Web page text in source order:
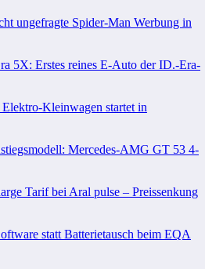
ungefragte Spider-Man Werbung in
5X: Erstes reines E-Auto der ID.-Era-
Kleinwagen startet in
Mercedes-AMG GT 53 4-
Tarif bei Aral pulse – Preissenkung
statt Batterietausch beim EQA